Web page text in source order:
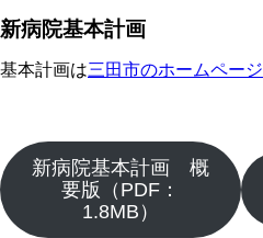
新病院基本計画
基本計画は三田市のホームページ
新病院基本計画 概
要版（PDF：
1.8MB）